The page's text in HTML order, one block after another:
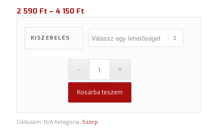
2 590 Ft – 4 150 Ft
KISZERELÉS
Kosárba teszem
Cikkszám: N/A Kategória: Szörp